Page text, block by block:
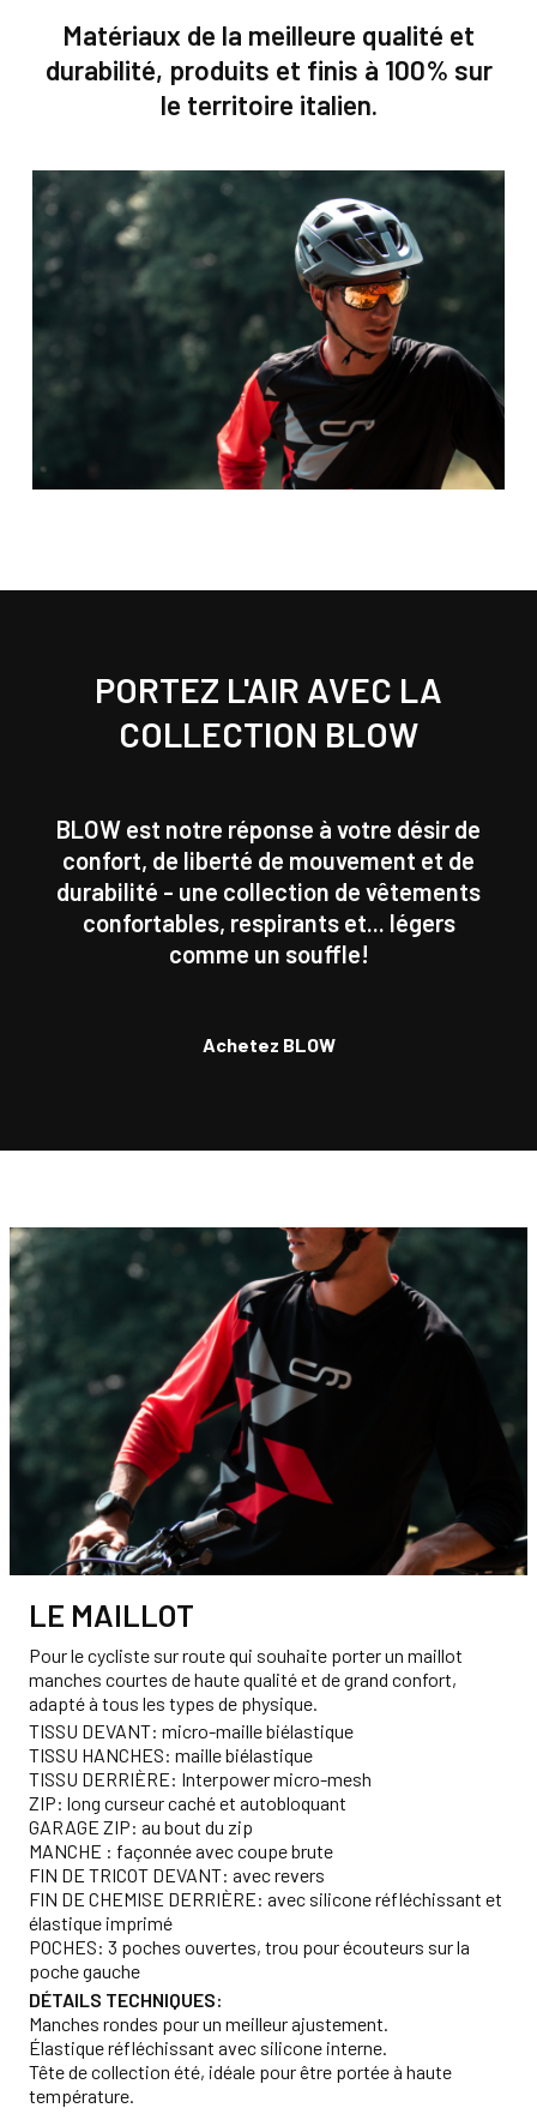
Matériaux de la meilleure qualité et
durabilité, produits et finis à 100% sur
le territoire italien.
PORTEZ L'AIR AVEC LA
COLLECTION BLOW
BLOW est notre réponse à votre désir de
confort, de liberté de mouvement et de
durabilité - une collection de vêtements
confortables, respirants et... légers
comme un souffle!
Achetez BLOW
LE MAILLOT
Pour le cycliste sur route qui souhaite porter un maillot
manches courtes de haute qualité et de grand confort,
adapté à tous les types de physique.
TISSU DEVANT: micro-maille biélastique
TISSU HANCHES: maille biélastique
TISSU DERRIÈRE: Interpower micro-mesh
ZIP: long curseur caché et autobloquant
GARAGE ZIP: au bout du zip
MANCHE : façonnée avec coupe brute
FIN DE TRICOT DEVANT: avec revers
FIN DE CHEMISE DERRIÈRE: avec silicone réfléchissant et
élastique imprimé
POCHES: 3 poches ouvertes, trou pour écouteurs sur la
poche gauche
DÉTAILS TECHNIQUES:
Manches rondes pour un meilleur ajustement.
Élastique réfléchissant avec silicone interne.
Tête de collection été, idéale pour être portée à haute
température.